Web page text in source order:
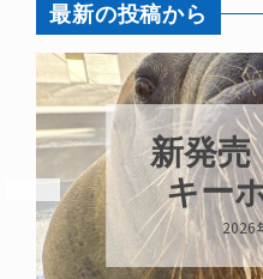
最新の投稿から
こ